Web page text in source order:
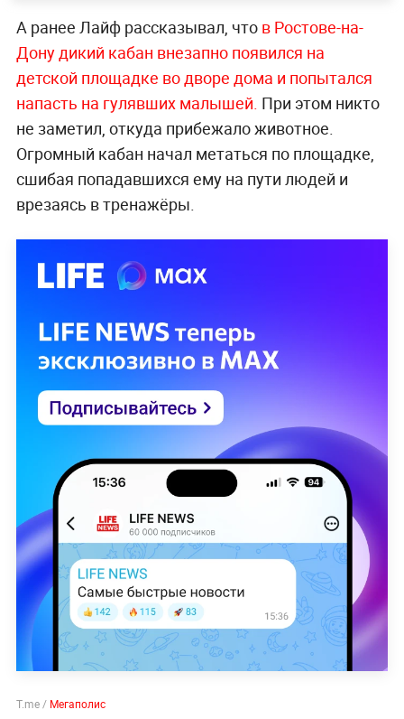
А ранее Лайф рассказывал, что в Ростове-на-
Дону дикий кабан внезапно появился на
детской площадке во дворе дома и попытался
напасть на гулявших малышей. При этом никто
не заметил, откуда прибежало животное.
Огромный кабан начал метаться по площадке,
сшибая попадавшихся ему на пути людей и
врезаясь в тренажёры.
T.me / Мегаполис